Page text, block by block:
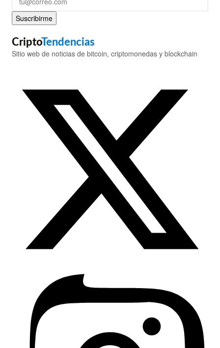
Suscribirme
CriptoTendencias
Sitio web de noticias de bitcoin, criptomonedas y blockchain